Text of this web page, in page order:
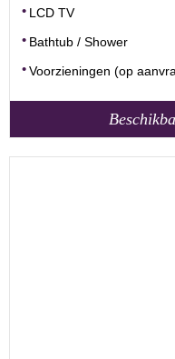
LCD TV
Bathtub / Shower
Voorzieningen (op